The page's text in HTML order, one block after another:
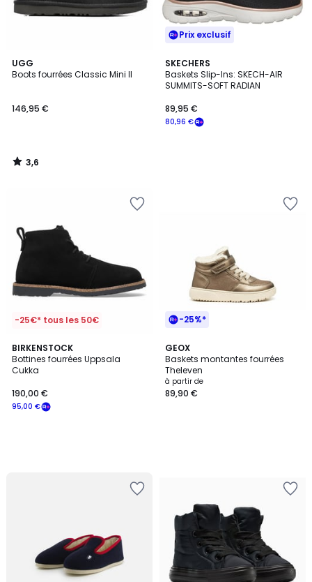
UGG
Boots fourrées Classic Mini II
146,95 €
3,6
/ 5
3,6
/
Prix exclusif
SKECHERS
Baskets Slip-Ins: SKECH-AIR
SUMMITS-SOFT RADIAN
80,96 €
89,95 €
-25€* tous les 50€
BIRKENSTOCK
Bottines fourrées Uppsala
Cukka
95,00 €
190,00 €
-25%*
GEOX
Baskets montantes fourrées
Theleven
à partir de
89,90 €